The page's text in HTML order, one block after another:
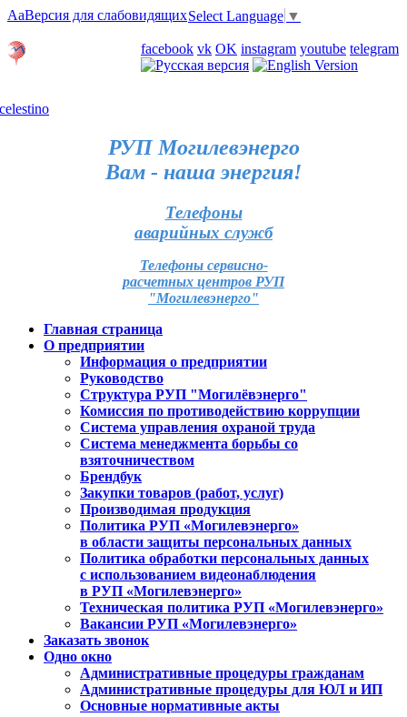
AaВерсия для слабовидящихSelect Language ▼
facebook vk OK instagram youtube telegram
РУП Могилевэнерго
Вам - наша энергия!
Телефоны
аварийных служб
Телефоны сервисно-
расчетных центров РУП
"Могилевэнерго"
Главная страница
О предприятии
Информация о предприятии
Руководство
Структура РУП "Могилёвэнерго"
Комиссия по противодействию коррупции
Система управления охраной труда
Система менеджмента борьбы со
взяточничеством
Брендбук
Закупки товаров (работ, услуг)
Производимая продукция
Политика РУП «Могилевэнерго»
в области защиты персональных данных
Политика обработки персональных данных
с использованием видеонаблюдения
в РУП «Могилевэнерго»
Техническая политика РУП «Могилевэнерго»
Вакансии РУП «Могилевэнерго»
Заказать звонок
Одно окно
Административные процедуры гражданам
Административные процедуры для ЮЛ и ИП
Основные нормативные акты